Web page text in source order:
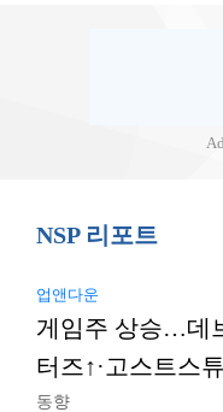
NSP 리포트
업앤다운
게임주 상승…데
터즈↑·고스트스
동향